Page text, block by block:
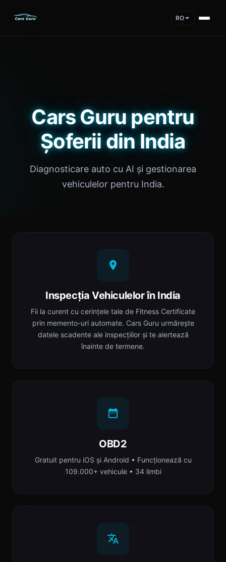
RO
Cars Guru pentru
Șoferii din India
Diagnosticare auto cu AI și gestionarea
vehiculelor pentru India.
Inspecția Vehiculelor în India
Fii la curent cu cerințele tale de Fitness Certificate
prin memento-uri automate. Cars Guru urmărește
datele scadente ale inspecțiilor și te alertează
înainte de termene.
OBD2
Gratuit pentru iOS și Android • Funcționează cu
109.000+ vehicule • 34 limbi